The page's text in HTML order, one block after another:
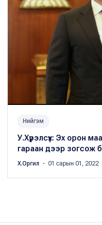
Нийгэм
У.Хүрэлсүх: Эх орон
гараан дээр зогсож
Х.Оргил ・ 01 сарын 01, 2022